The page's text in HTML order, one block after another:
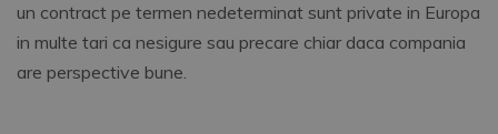
un contract pe termen nedeterminat sunt private in Europa
in multe tari ca nesigure sau precare chiar daca compania
are perspective bune.